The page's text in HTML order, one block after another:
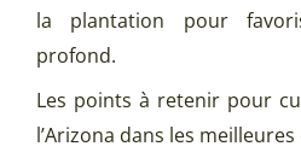
la plantation pour
profond.
Les points à retenir pour
l’Arizona dans les